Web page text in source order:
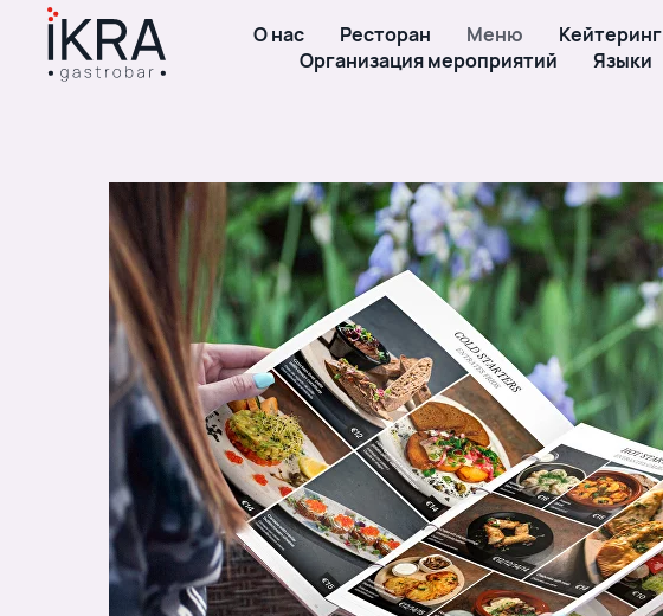
О нас Ресторан Меню
Кейтеринг
Организация мероприятий
Языки